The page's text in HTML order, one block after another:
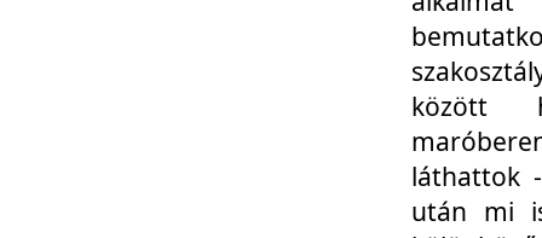
között
láthattok
után mi